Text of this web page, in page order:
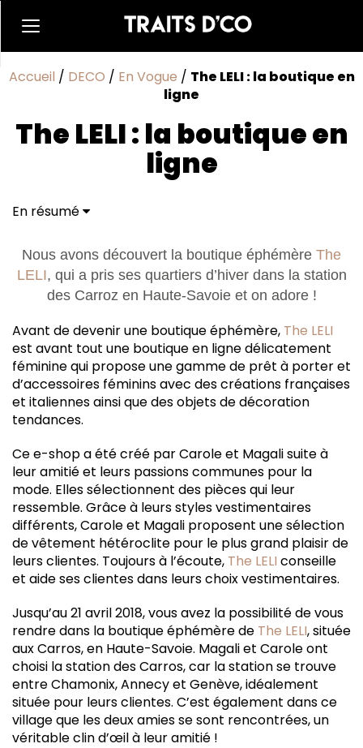
Accueil / DECO / En Vogue / The LELI : la boutique en
ligne
The LELI : la boutique en
ligne
En résumé
Nous avons découvert la boutique éphémère The
LELI, qui a pris ses quartiers d’hiver dans la station
des Carroz en Haute-Savoie et on adore !
Avant de devenir une boutique éphémère, The LELI
est avant tout une boutique en ligne délicatement
féminine qui propose une gamme de prêt à porter et
d’accessoires féminins avec des créations françaises
et italiennes ainsi que des objets de décoration
tendances.
Ce e-shop a été créé par Carole et Magali suite à
leur amitié et leurs passions communes pour la
mode. Elles sélectionnent des pièces qui leur
ressemble. Grâce à leurs styles vestimentaires
différents, Carole et Magali proposent une sélection
de vêtement hétéroclite pour le plus grand plaisir de
leurs clientes. Toujours à l’écoute, The LELI conseille
et aide ses clientes dans leurs choix vestimentaires.
Jusqu’au 21 avril 2018, vous avez la possibilité de vous
rendre dans la boutique éphémère de The LELI, située
aux Carros, en Haute-Savoie. Magali et Carole ont
choisi la station des Carros, car la station se trouve
entre Chamonix, Annecy et Genève, idéalement
située pour leurs clientes. C’est également dans ce
village que les deux amies se sont rencontrées, un
véritable clin d’œil à leur amitié !